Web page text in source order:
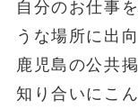
自分のお仕事
うな場所に出
鹿児島の公共
知り合いにこ